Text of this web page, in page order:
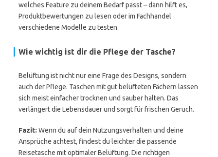
welches Feature zu deinem Bedarf passt – dann hilft es,
Produktbewertungen zu lesen oder im Fachhandel
verschiedene Modelle zu testen.
Wie wichtig ist dir die Pflege der Tasche?
Belüftung ist nicht nur eine Frage des Designs, sondern
auch der Pflege. Taschen mit gut belüfteten Fächern lassen
sich meist einfacher trocknen und sauber halten. Das
verlängert die Lebensdauer und sorgt für frischen Geruch.
Fazit: Wenn du auf dein Nutzungsverhalten und deine
Ansprüche achtest, findest du leichter die passende
Reisetasche mit optimaler Belüftung. Die richtigen